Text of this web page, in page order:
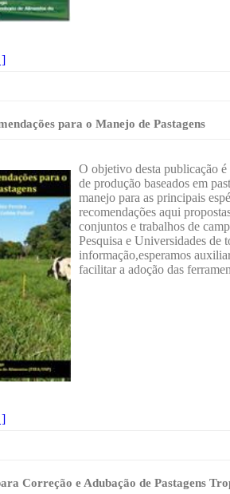
]
para o Manejo de Pastagens
O objetivo desta publicação
de produção baseados em
manejo para as principais
recomendações aqui
conjuntos e trabalhos de
Pesquisa e Universidades de
informação,esperamos
facilitar a adoção das
]
Correção e Adubação de Pastagens